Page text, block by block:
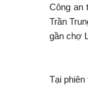
Công an
Trần
gần chợ
Tại